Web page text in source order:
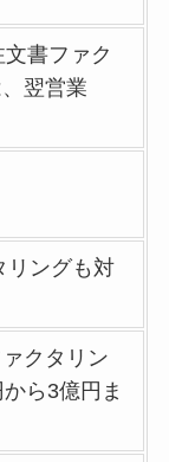
書ファク
翌営業
ングも対
クタリン
ら3億円ま